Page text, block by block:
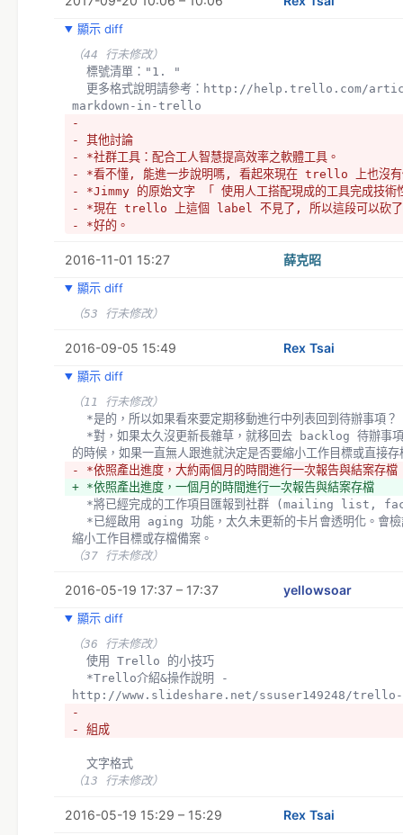
顯示 diff
（44 行未修改）
  標號清單："1. "
markdown-in-trello
-
- 其他討論
- *社群工具：配合工人智慧提高效率之軟體工具。
- *看不懂, 能進一步說明嗎, 看起來現在 trello 上也沒有
- *Jimmy 的原始文字 「 使用人工搭配現成的工具完成技術
- *現在 trello 上這個 label 不見了, 所以這段可以砍
- *好的。
2016-11-01 15:27 薛克昭
顯示 diff
（53 行未修改）
2016-09-05 15:49 Rex Tsai
顯示 diff
（11 行未修改）
  *是的，所以如果看來要定期移動進行中列表回到待辦事項？
的時候，如果一直無人跟進就決定是否要縮小工作目標或直接存
- *依照產出進度，大約兩個月的時間進行一次報告與結案存檔
+ *依照產出進度，一個月的時間進行一次報告與結案存檔
*將已經完成的工作項目匯報到社群 (mailing list,
縮小工作目標或存檔備案。
（37 行未修改）
2016-05-19 17:37 – 17:37 yellowsoar
顯示 diff
（36 行未修改）
  使用 Trello 的小技巧
http://www.slideshare.net/ssuser149248/trello-
-
- 組成
  文字格式
（13 行未修改）
2016-05-19 15:29 – 15:29 Rex Tsai